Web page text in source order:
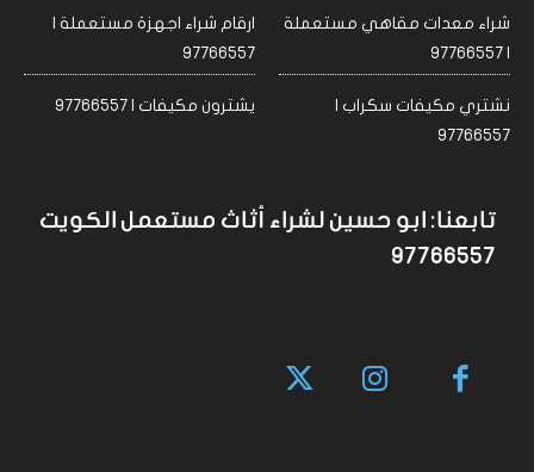
شراء معدات مقاهي مستعملة
| 97766557
ارقام شراء اجهزة مستعملة |
97766557
نشتري مكيفات سكراب |
97766557
يشترون مكيفات | 97766557
تابعنا: ابو حسين لشراء أثاث مستعمل الكويت
97766557